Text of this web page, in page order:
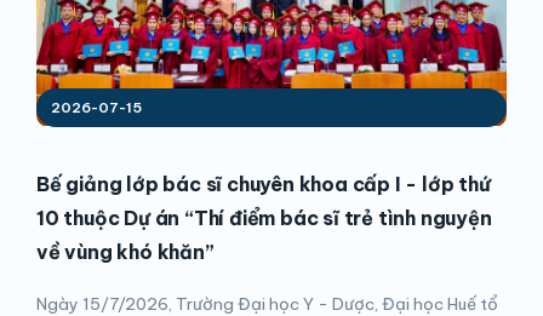
2026-07-15
Bế giảng lớp bác sĩ chuyên khoa cấp I - lớp thứ
10 thuộc Dự án “Thí điểm bác sĩ trẻ tình nguyện
về vùng khó khăn”
Ngày 15/7/2026, Trường Đại học Y - Dược, Đại học Huế tổ